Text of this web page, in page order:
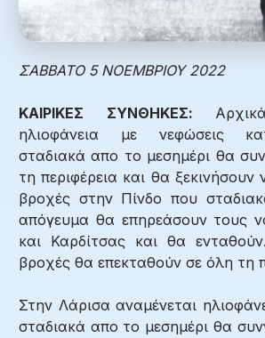
ΣΑΒΒΑΤΟ 5 ΝΟΕΜΒΡΙΟΥ 2022
ΚΑΙΡΙΚΕΣ ΣΥΝΘΗΚΕΣ:
ηλιοφάνεια με νεφώσεις
σταδιακά απο το μεσημέρι θα
τη περιφέρεια και θα ξεκινήσουν
βροχές στην Πίνδο που
απόγευμα θα επηρεάσουν τους
και Καρδίτσας και θα
βροχές θα επεκταθούν σε όλη τη
Στην Λάρισα αναμένεται
σταδιακά απο το μεσημέρι θα